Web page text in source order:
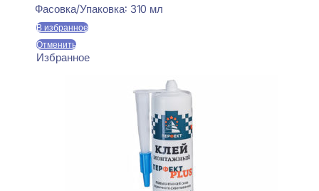
Фасовка/Упаковка: 310 мл
В избранное
Отменить
Избранное